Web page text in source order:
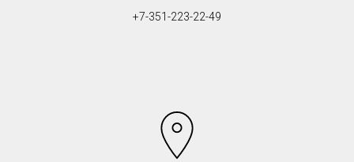
+7-351-223-22-49